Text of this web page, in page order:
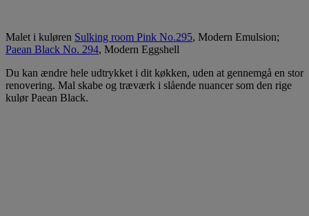
Malet i kuløren Sulking room Pink No.295, Modern Emulsion;
Paean Black No. 294, Modern Eggshell
Du kan ændre hele udtrykket i dit køkken, uden at gennemgå en stor
renovering. Mal skabe og træværk i slående nuancer som den rige
kulør Paean Black.